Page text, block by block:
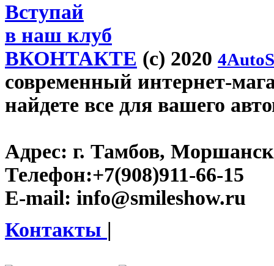
Вступай
в наш клуб
ВКОНТАКТЕ (c) 2020
современный интернет-
найдете все для вашего
Адрес: г. Тамбов,
Телефон:+7(908)911-66-15
E-mail: info@smileshow.ru
Контакты |